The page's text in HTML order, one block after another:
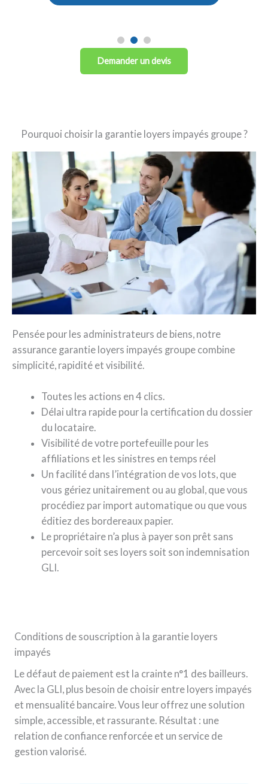
Demander un devis
Pourquoi choisir la garantie loyers impayés groupe ?
Pensée pour les administrateurs de biens, notre
assurance garantie loyers impayés groupe combine
simplicité, rapidité et visibilité.
Toutes les actions en 4 clics.
Délai ultra rapide pour la certification du dossier
du locataire.
Visibilité de votre portefeuille pour les
affiliations et les sinistres en temps réel
Un facilité dans l’intégration de vos lots, que
vous gériez unitairement ou au global, que vous
procédiez par import automatique ou que vous
éditiez des bordereaux papier.
Le propriétaire n’a plus à payer son prêt sans
percevoir soit ses loyers soit son indemnisation
GLI.
Conditions de souscription à la garantie loyers
impayés
Le défaut de paiement est la crainte n°1 des bailleurs.
Avec la GLI, plus besoin de choisir entre loyers impayés
et mensualité bancaire. Vous leur offrez une solution
simple, accessible, et rassurante. Résultat : une
relation de confiance renforcée et un service de
gestion valorisé.